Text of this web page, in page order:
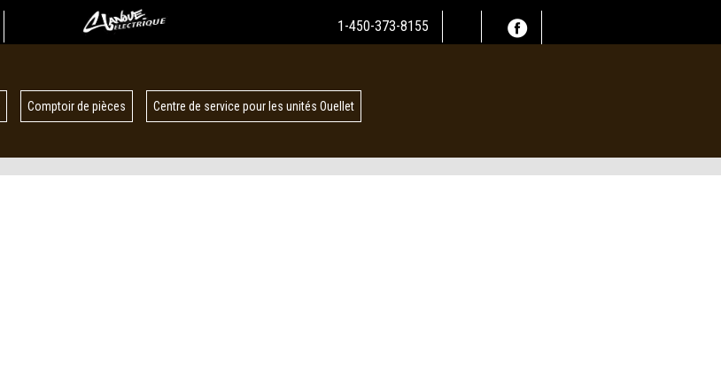
1-450-373-8155
Comptoir de pièces Centre de service pour les unités Ouellet